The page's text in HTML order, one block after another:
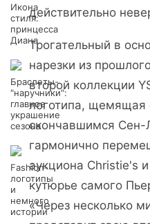
Икона
стиля:
принцесса
Диана
Браслеты-
"наручники":
главное
украшение
сезона
Fashion-
логотипы
и
немного
истории
действительно
Трогательный в
нарезки из
второй коллекции
логотипа, щемящая
скончавшимся Сен-
гармонично
аукциона Christie's
кутюрье самого
«Через несколько